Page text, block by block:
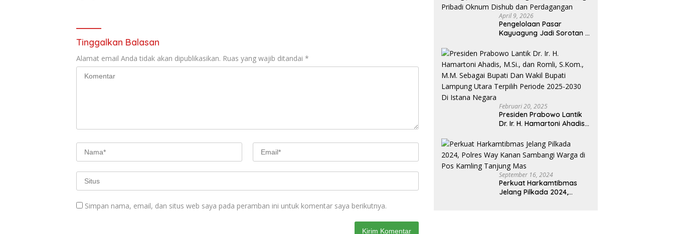
Tinggalkan Balasan
Alamat email Anda tidak akan dipublikasikan. Ruas yang wajib ditandai *
Simpan nama, email, dan situs web saya pada peramban ini untuk komentar saya berikutnya.
April 9, 2026
Pengelolaan Pasar
Kayuagung Jadi Sorotan –
Masuk Kantong Pribadi
Oknum Dishub dan
Perdagangan
Februari 20, 2025
Presiden Prabowo Lantik
Dr. Ir. H. Hamartoni Ahadis,
M.M. Sebagai Bupati Dan
Wakil Bupati Lampung
Utara Terpilih Periode
2025-2030 Di Istana
Negara
September 16, 2024
Perkuat Harkamtibmas
Jelang Pilkada 2024,